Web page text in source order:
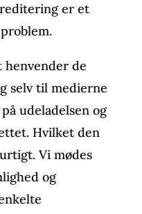
er et
de
selv til medierne
udeladelsen og
Hvilket den
Vi mødes
og